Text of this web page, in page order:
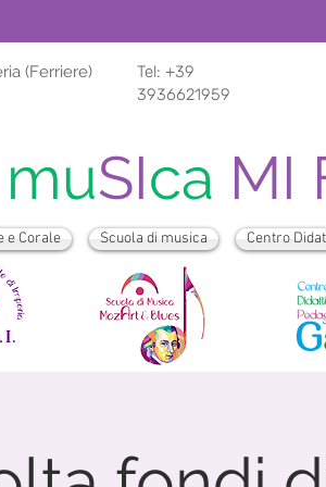
(Ferriere)
Tel: +39
3936621959
muSIca MI
e Corale Scuola di musica Centro